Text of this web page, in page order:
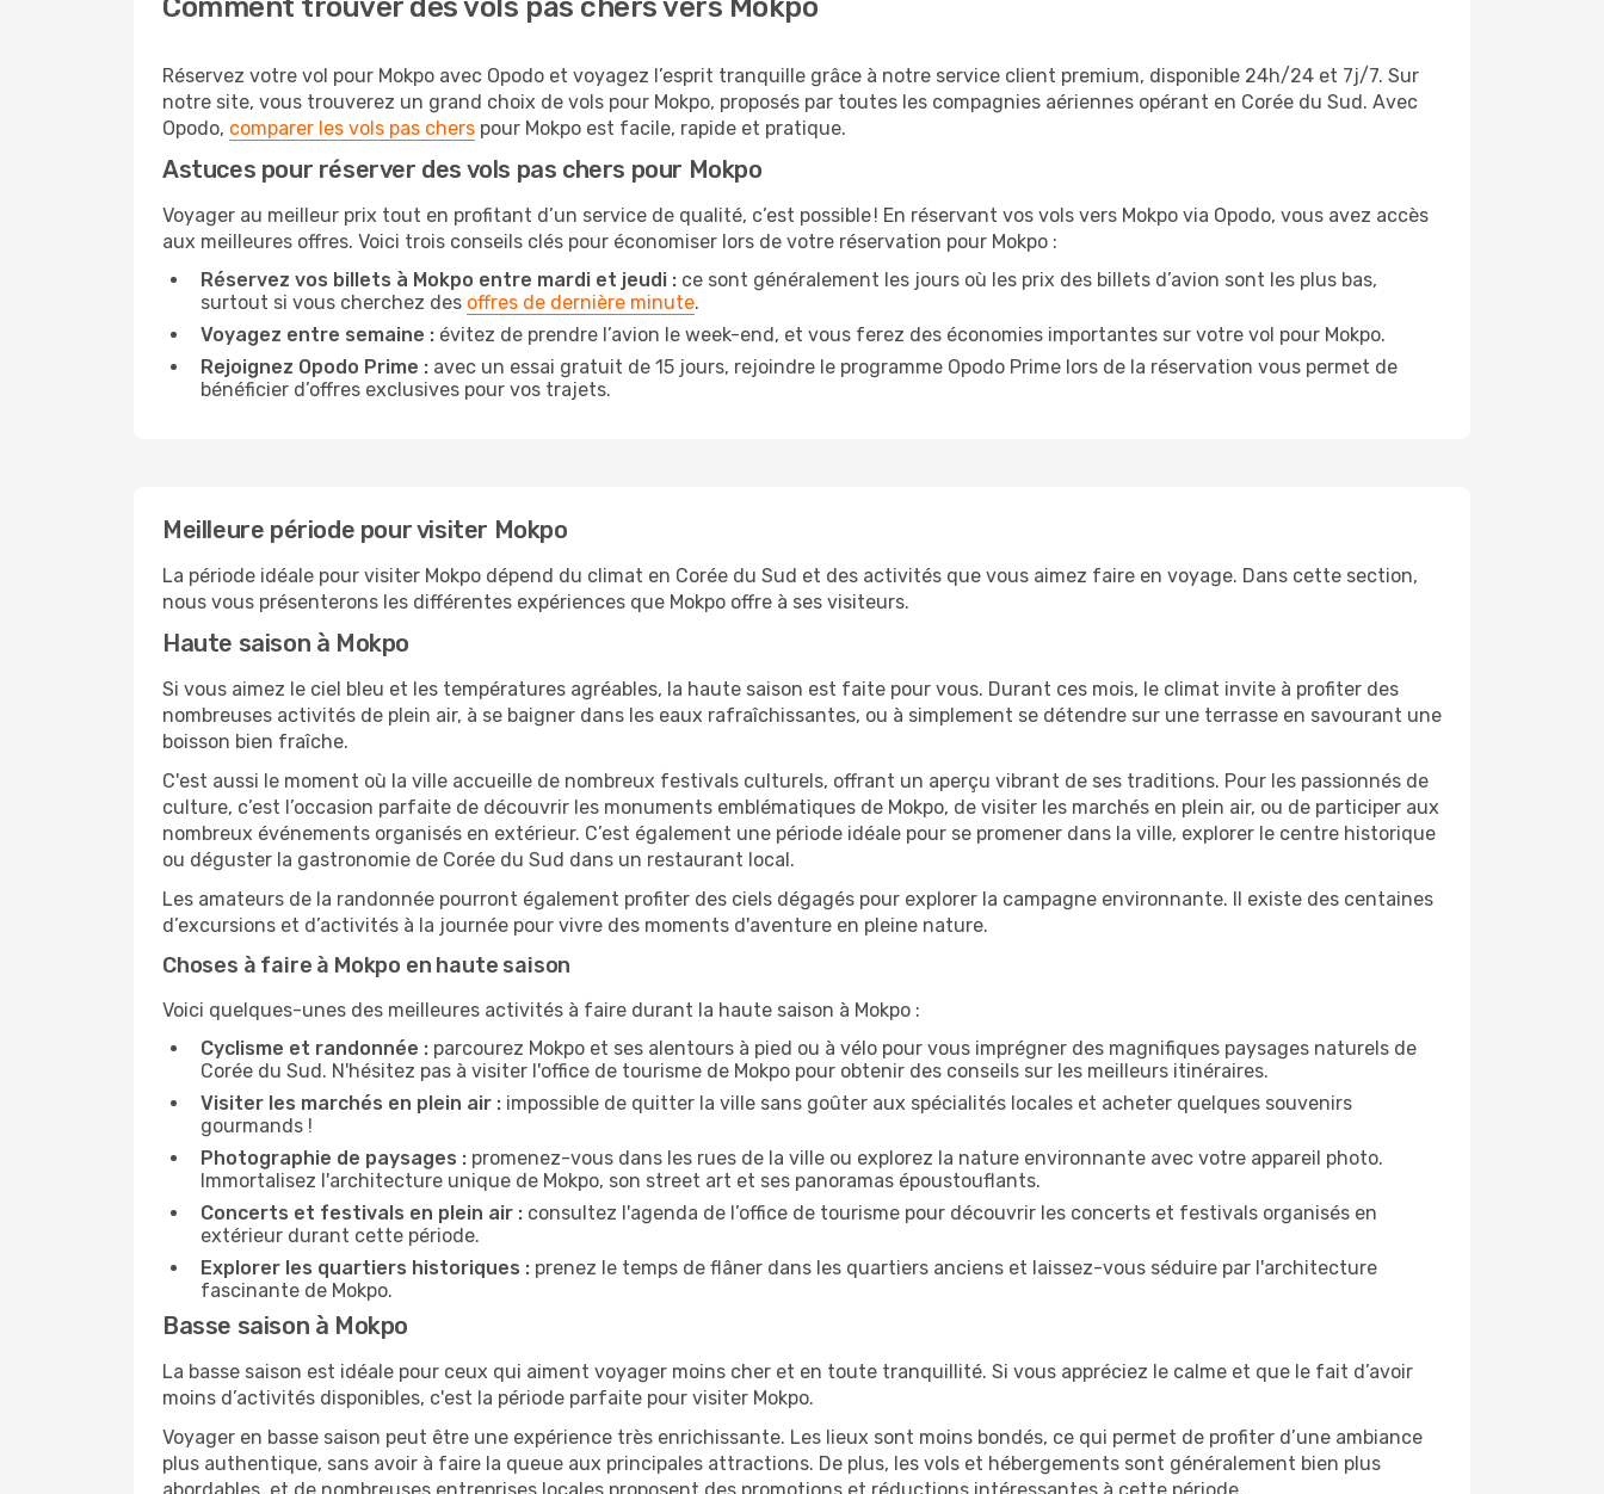
Comment trouver des vols pas chers vers Mokpo
Réservez votre vol pour Mokpo avec Opodo et voyagez l’esprit tranquille grâce à notre service client premium, disponible 24h/24 et 7j/7. Sur
notre site, vous trouverez un grand choix de vols pour Mokpo, proposés par toutes les compagnies aériennes opérant en Corée du Sud. Avec
Opodo, comparer les vols pas chers pour Mokpo est facile, rapide et pratique.
Astuces pour réserver des vols pas chers pour Mokpo
Voyager au meilleur prix tout en profitant d’un service de qualité, c’est possible ! En réservant vos vols vers Mokpo via Opodo, vous avez accès
aux meilleures offres. Voici trois conseils clés pour économiser lors de votre réservation pour Mokpo :
Réservez vos billets à Mokpo entre mardi et jeudi : ce sont généralement les jours où les prix des billets d’avion sont les plus bas,
surtout si vous cherchez des offres de dernière minute.
Voyagez entre semaine : évitez de prendre l’avion le week-end, et vous ferez des économies importantes sur votre vol pour Mokpo.
Rejoignez Opodo Prime : avec un essai gratuit de 15 jours, rejoindre le programme Opodo Prime lors de la réservation vous permet de
bénéficier d’offres exclusives pour vos trajets.
Meilleure période pour visiter Mokpo
La période idéale pour visiter Mokpo dépend du climat en Corée du Sud et des activités que vous aimez faire en voyage. Dans cette section,
nous vous présenterons les différentes expériences que Mokpo offre à ses visiteurs.
Haute saison à Mokpo
Si vous aimez le ciel bleu et les températures agréables, la haute saison est faite pour vous. Durant ces mois, le climat invite à profiter des
nombreuses activités de plein air, à se baigner dans les eaux rafraîchissantes, ou à simplement se détendre sur une terrasse en savourant une
boisson bien fraîche.
C'est aussi le moment où la ville accueille de nombreux festivals culturels, offrant un aperçu vibrant de ses traditions. Pour les passionnés de
culture, c’est l’occasion parfaite de découvrir les monuments emblématiques de Mokpo, de visiter les marchés en plein air, ou de participer aux
nombreux événements organisés en extérieur. C’est également une période idéale pour se promener dans la ville, explorer le centre historique
ou déguster la gastronomie de Corée du Sud dans un restaurant local.
Les amateurs de la randonnée pourront également profiter des ciels dégagés pour explorer la campagne environnante. Il existe des centaines
d’excursions et d’activités à la journée pour vivre des moments d'aventure en pleine nature.
Choses à faire à Mokpo en haute saison
Voici quelques-unes des meilleures activités à faire durant la haute saison à Mokpo :
Cyclisme et randonnée : parcourez Mokpo et ses alentours à pied ou à vélo pour vous imprégner des magnifiques paysages naturels de
Corée du Sud. N'hésitez pas à visiter l'office de tourisme de Mokpo pour obtenir des conseils sur les meilleurs itinéraires.
Visiter les marchés en plein air : impossible de quitter la ville sans goûter aux spécialités locales et acheter quelques souvenirs
gourmands !
Photographie de paysages : promenez-vous dans les rues de la ville ou explorez la nature environnante avec votre appareil photo.
Immortalisez l'architecture unique de Mokpo, son street art et ses panoramas époustouflants.
Concerts et festivals en plein air : consultez l'agenda de l’office de tourisme pour découvrir les concerts et festivals organisés en
extérieur durant cette période.
Explorer les quartiers historiques : prenez le temps de flâner dans les quartiers anciens et laissez-vous séduire par l'architecture
fascinante de Mokpo.
Basse saison à Mokpo
La basse saison est idéale pour ceux qui aiment voyager moins cher et en toute tranquillité. Si vous appréciez le calme et que le fait d’avoir
moins d’activités disponibles, c'est la période parfaite pour visiter Mokpo.
Voyager en basse saison peut être une expérience très enrichissante. Les lieux sont moins bondés, ce qui permet de profiter d’une ambiance
plus authentique, sans avoir à faire la queue aux principales attractions. De plus, les vols et hébergements sont généralement bien plus